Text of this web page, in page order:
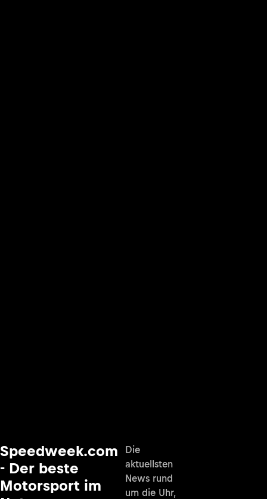
Speedweek.com
- Der beste
Motorsport im
Die
aktuellsten
News rund
um die Uhr,